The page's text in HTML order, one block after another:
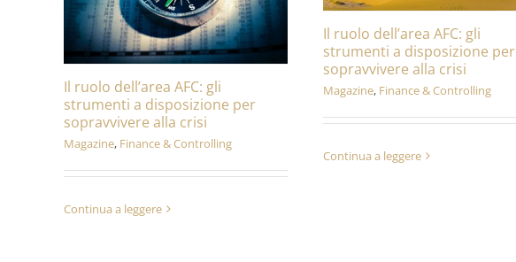
Il ruolo dell’area AFC: gli
strumenti a disposizione per
sopravvivere alla crisi
Magazine, Finance & Controlling
Continua a leggere
Il ruolo dell’area AFC: gli
strumenti a disposizione per
sopravvivere alla crisi
Magazine, Finance & Controlling
Continua a leggere